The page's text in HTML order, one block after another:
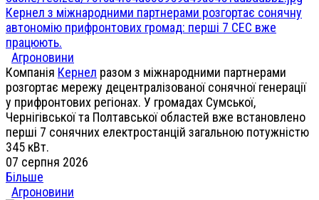
Кернел з міжнародними партнерами розгортає сонячну
автономію прифронтових громад: перші 7 СЕС вже
працюють.
Агроновини
Компанія Кернел разом з міжнародними партнерами
розгортає мережу децентралізованої сонячної генерації
у прифронтових регіонах. У громадах Сумської,
Чернігівської та Полтавської областей вже встановлено
перші 7 сонячних електростанцій загальною потужністю
345 кВт.
07 серпня 2026
Більше
Агроновини